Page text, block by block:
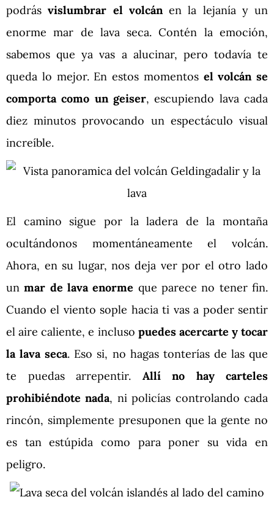
podrás vislumbrar el volcánen la lejanía y un
enorme mar de lava seca. Contén la emoción,
sabemos que ya vas a alucinar, pero todavía te
queda lo mejor. En estos momentos el volcán se
comporta como un geiser, escupiendo lava cada
diez minutos provocando un espectáculo visual
increíble.
El camino sigue por la ladera de la montaña
ocultándonos momentáneamente el volcán.
Ahora, en su lugar, nos deja ver por el otro lado
unmar de lava enorme que parece no tener fin.
Cuando el viento sople hacia ti vas a poder sentir
el aire caliente, e incluso puedes acercarte y tocar
la lava seca. Eso si, no hagas tonterías de las que
te puedas arrepentir. Allí no hay carteles
prohibiéndote nada, ni policías controlando cada
rincón, simplemente presuponen que la gente no
es tan estúpida como para poner su vida en
peligro.